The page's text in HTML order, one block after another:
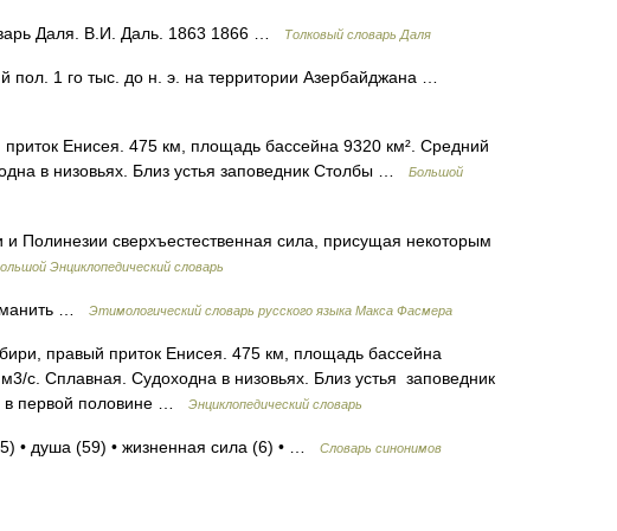
Даля. В.И. Даль. 1863 1866 … Толковый словарь Даля
пол. 1 го тыс. до н. э. на территории Азербайджана …
Енисея. 475 км, площадь бассейна 9320 км². Средний
в низовьях. Близ устья заповедник Столбы …
Большой
Полинезии сверхъестественная сила, присущая некоторым
Энциклопедический словарь
… Этимологический словарь русского языка Макса Фасмера
правый приток Енисея. 475 км, площадь бассейна
с. Сплавная. Судоходна в низовьях. Близ устья заповедник
в первой половине …
Энциклопедический словарь
• душа (59) • жизненная сила (6) • … Словарь синонимов